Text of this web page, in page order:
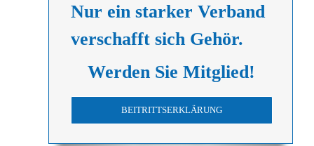
Nur ein starker Verband
verschafft sich Gehör.
Werden Sie Mitglied!
BEITRITTSERKLÄRUNG